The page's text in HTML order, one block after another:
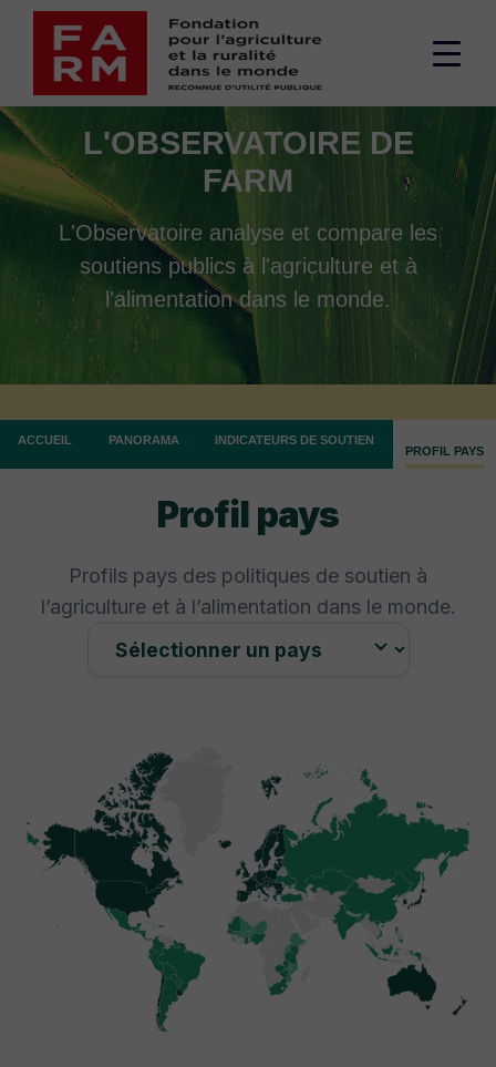
Passer
contenu
L'OBSERVATOIRE DE
FARM
L'Observatoire analyse et compare les
soutiens publics à l'agriculture et à
l'alimentation dans le monde.
ACCUEIL PANORAMA
INDICATEURS DE SOUTIEN
PROFIL PAYS